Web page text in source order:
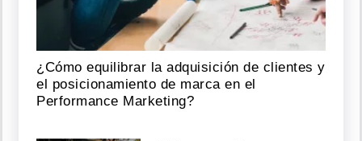
¿Cómo equilibrar la adquisición de clientes y
el posicionamiento de marca en el
Performance Marketing?